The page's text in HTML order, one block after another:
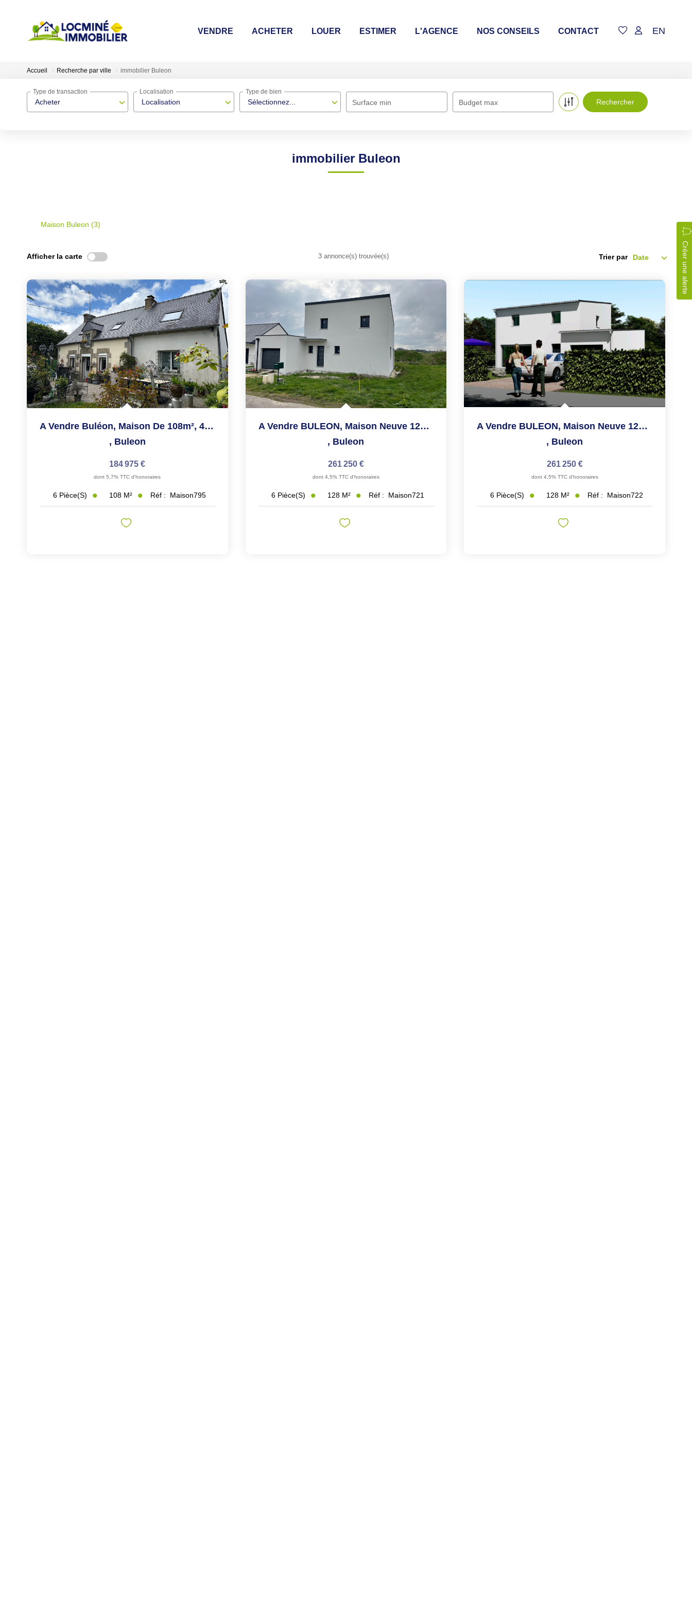
VENDRE ACHETER LOUER ESTIMER L'AGENCE NOS CONSEILS CONTACT EN
Accueil Recherche par ville immobilier Buleon
Acheter
Type de transaction
Localisation
Localisation
Sélectionnez...
Type de bien
Surface min Budget max
immobilier Buleon
Maison Buleon (3)
Créer une alerte
Afficher la carte 3 annonce(s) trouvée(s) Trier par
A Vendre Buléon, Maison De 108m², 4 Chambres, Sur Un...
, Buleon
184 975 €
dont 5,7% TTC d'honoraires
6 Pièce(s) 108 M² Réf : Maison795
A Vendre BULEON, Maison Neuve 128m², 4 Chambres, Terrain...
, Buleon
261 250 €
dont 4,5% TTC d'honoraires
6 Pièce(s) 128 M² Réf : Maison721
A Vendre BULEON, Maison Neuve 128m², 4 Chambres, Terrain...
, Buleon
261 250 €
dont 4,5% TTC d'honoraires
6 Pièce(s) 128 M² Réf : Maison722